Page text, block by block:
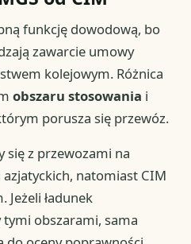
funkcję dowodową, bo
zawarcie umowy
kolejowym. Różnica
obszaru stosowania i
porusza się przewóz.
się z przewozami na
natomiast CIM
ładunek
obszarami, sama